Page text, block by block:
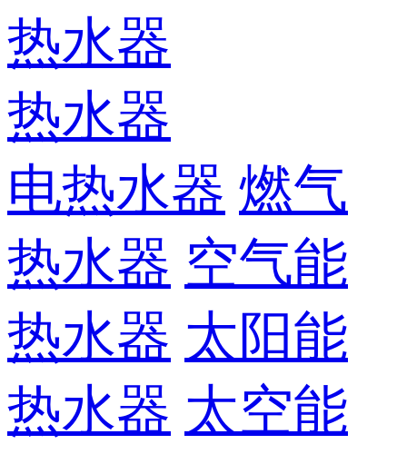
热水器
热水器
电热水器 燃气
热水器 空气能
热水器 太阳能
热水器 太空能